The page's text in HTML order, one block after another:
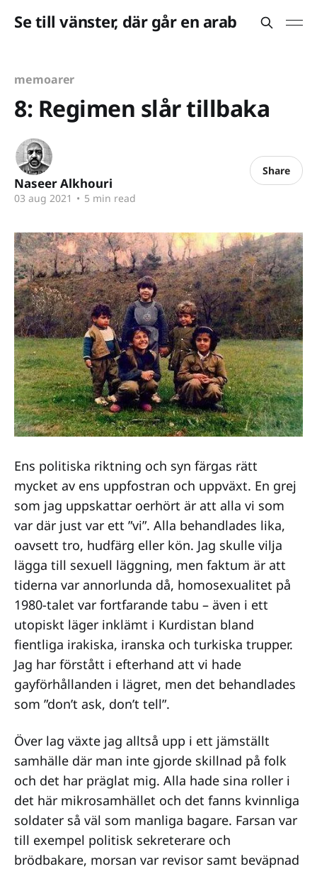
Se till vänster, där går en arab
memoarer
8: Regimen slår tillbaka
Naseer Alkhouri
03 aug 2021 • 5 min read
Share
Ens politiska riktning och syn färgas rätt
mycket av ens uppfostran och uppväxt. En grej
som jag uppskattar oerhört är att alla vi som
var där just var ett ”vi”. Alla behandlades lika,
oavsett tro, hudfärg eller kön. Jag skulle vilja
lägga till sexuell läggning, men faktum är att
tiderna var annorlunda då, homosexualitet på
1980-talet var fortfarande tabu – även i ett
utopiskt läger inklämt i Kurdistan bland
fientliga irakiska, iranska och turkiska trupper.
Jag har förstått i efterhand att vi hade
gayförhållanden i lägret, men det behandlades
som ”don’t ask, don’t tell”.
Över lag växte jag alltså upp i ett jämställt
samhälle där man inte gjorde skillnad på folk
och det har präglat mig. Alla hade sina roller i
det här mikrosamhället och det fanns kvinnliga
soldater så väl som manliga bagare. Farsan var
till exempel politisk sekreterare och
brödbakare, morsan var revisor samt beväpnad